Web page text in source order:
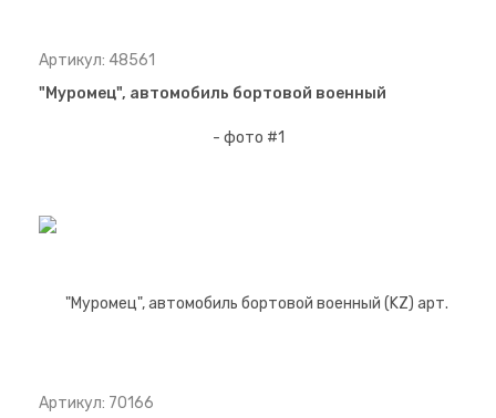
Артикул: 48561
"Муромец", автомобиль бортовой военный
Артикул: 70166